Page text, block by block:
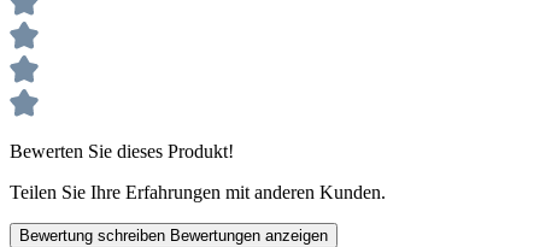
Bewerten Sie dieses Produkt!
Teilen Sie Ihre Erfahrungen mit anderen Kunden.
Bewertung schreiben Bewertungen anzeigen